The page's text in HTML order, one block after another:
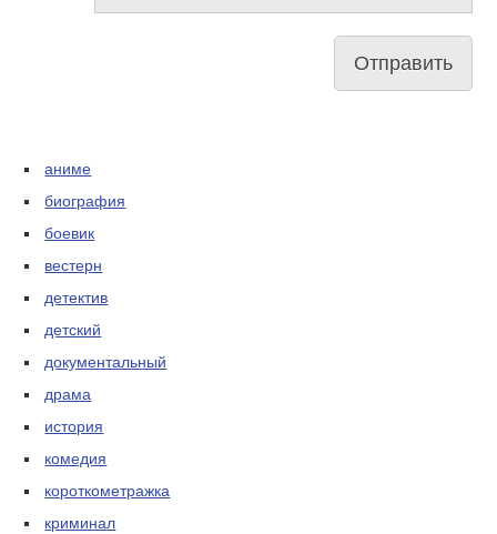
аниме
биография
боевик
вестерн
детектив
детский
документальный
драма
история
комедия
короткометражка
криминал